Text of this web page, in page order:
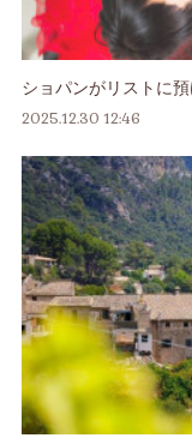
ショパンがリストに
2025.12.30 12:46